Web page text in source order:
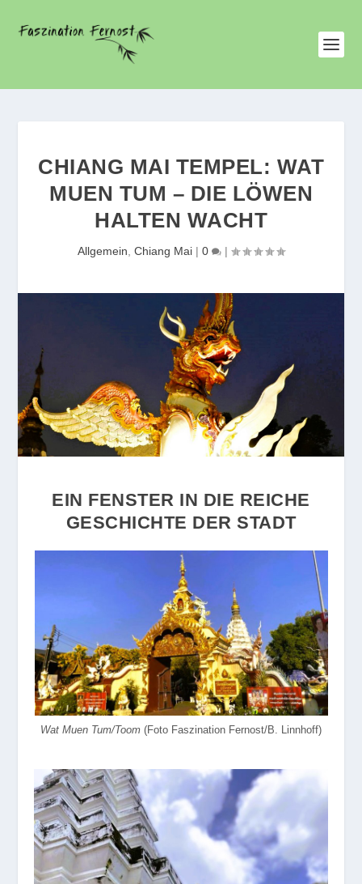
CHIANG MAI TEMPEL: WAT
MUEN TUM – DIE LÖWEN
HALTEN WACHT
Allgemein Chiang Mai | 0 |
EIN FENSTER IN DIE REICHE
GESCHICHTE DER STADT
Wat Muen Tum/Toom (Foto Faszination Fernost/B. Linnhoff)